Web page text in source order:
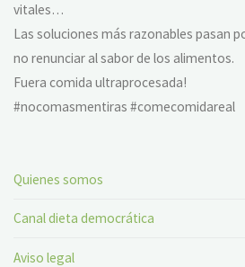
vitales…
Las soluciones más razonables pasan
no renunciar al sabor de los alimentos.
Fuera comida ultraprocesada!
#nocomasmentiras #comecomidareal
Quienes somos
Canal dieta democrática
Aviso legal